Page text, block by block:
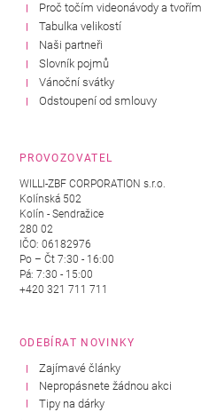
Proč točím videonávody a
Tabulka velikostí
Naši partneři
Slovník pojmů
Vánoční svátky
Odstoupení od smlouvy
PROVOZOVATEL
WILLI-ZBF CORPORATION s.r.o.
Kolínská 502
Kolín - Sendražice
280 02
IČO: 06182976
Po – Čt 7:30 - 16:00
Pá: 7:30 - 15:00
+420 321 711 711
ODEBÍRAT NOVINKY
Zajímavé články
Nepropásnete žádnou akci
Tipy na dárky